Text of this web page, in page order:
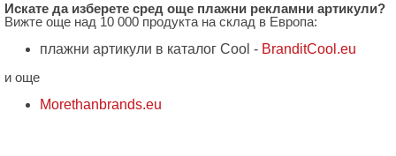
Искате да изберете сред още плажни рекламни артикули?
Вижте още над 10 000 продукта на склад в Европа:
плажни артикули в каталог Cool - BranditCool.eu
и още
Мorethanbrands.eu